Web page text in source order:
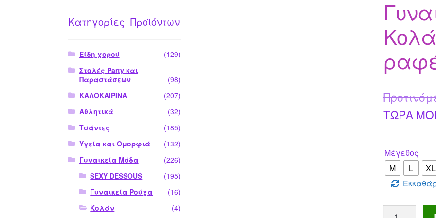
ΤΩΡΑ
Μέγεθος
M
L XL
Κατηγορίες Προϊόντων
Είδη χορού
(129)
Στολές Party και
Παραστάσεων
(98)
ΚΑΛΟΚΑΙΡΙΝΑ
(207)
Αθλητικά
(32)
Τσάντες
(185)
Υγεία και Ομορφιά
(132)
Γυναικεία Μόδα
(226)
SEXY DESSOUS
(195)
Γυναικεία Ρούχα
(16)
Κολάν
(4)